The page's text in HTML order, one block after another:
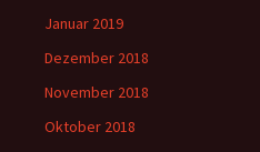
Januar 2019
Dezember 2018
November 2018
Oktober 2018